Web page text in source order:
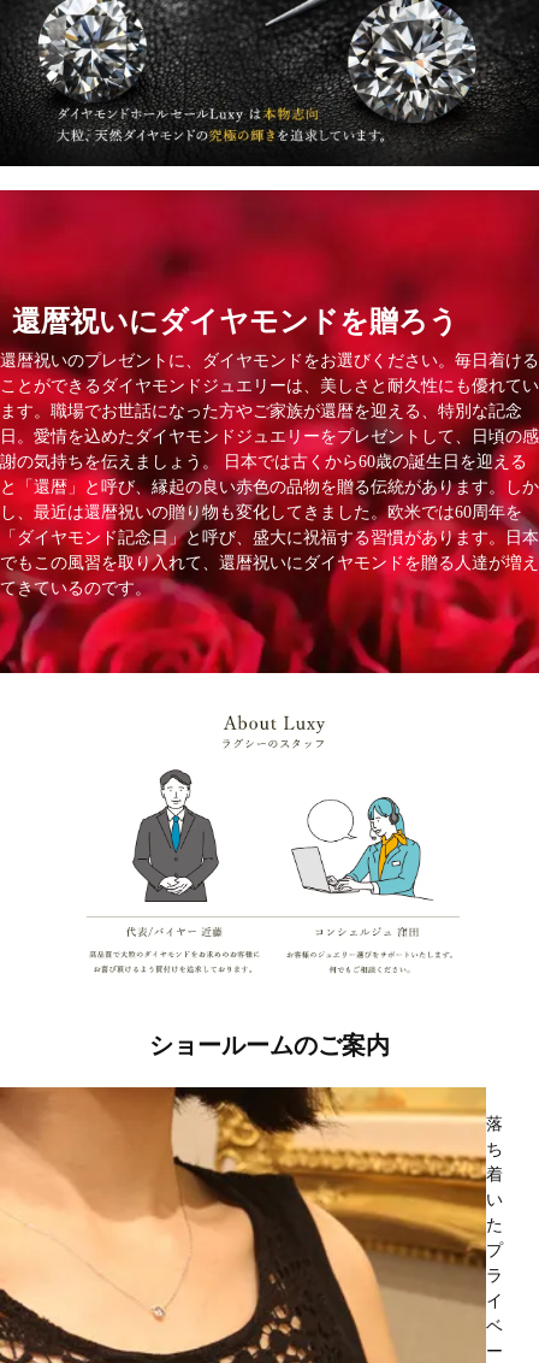
還暦祝いにダイヤモンドを贈ろう
還暦祝いのプレゼントに、ダイヤモンドをお選びください。毎日着ける
ことができるダイヤモンドジュエリーは、美しさと耐久性にも優れてい
ます。職場でお世話になった方やご家族が還暦を迎える、特別な記念
日。愛情を込めたダイヤモンドジュエリーをプレゼントして、日頃の感
謝の気持ちを伝えましょう。 日本では古くから60歳の誕生日を迎える
と「還暦」と呼び、縁起の良い赤色の品物を贈る伝統があります。しか
し、最近は還暦祝いの贈り物も変化してきました。欧米では60周年を
「ダイヤモンド記念日」と呼び、盛大に祝福する習慣があります。日本
でもこの風習を取り入れて、還暦祝いにダイヤモンドを贈る人達が増え
てきているのです。
ショールームのご案内
落
ち
着
い
た
プ
ラ
イ
ベ
ー